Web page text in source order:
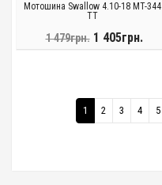
Мотошина Swallow 4.10-18 MT-344
TT
1 479грн. 1 405грн.
1 2 3 4 5